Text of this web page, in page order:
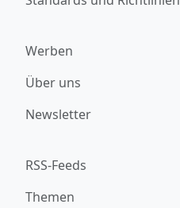
Werben
Über uns
Newsletter
RSS-Feeds
Themen